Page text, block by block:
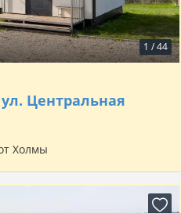
1 /44
Центральная
Холмы